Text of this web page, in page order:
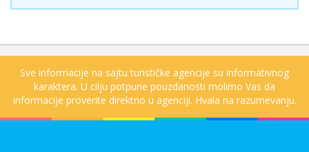
Sve informacije na sajtu turističke agencije su informativnog
karaktera. U cilju potpune pouzdanosti molimo Vas da
informacije proverite direktno u agenciji. Hvala na razumevanju.